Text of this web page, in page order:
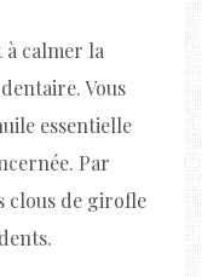
à calmer la
Vous
essentielle
Par
clous de girofle